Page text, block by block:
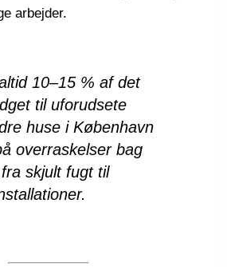
arbejder.
10–15 % af det
til uforudsete
huse i København
overraskelser bag
skjult fugt til